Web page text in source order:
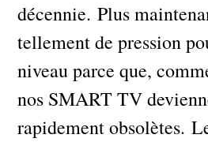
décennie. Plus
tellement de pression
niveau parce que,
nos SMART TV
rapidement obsolètes.